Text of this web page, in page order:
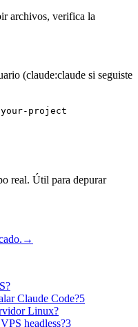
archivos, verifica la
(claude:claude si seguiste
real. Útil para depurar
→
Claude Code?5
Linux?
headless?3